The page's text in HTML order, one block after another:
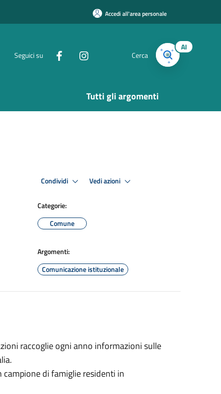
Accedi all'area personale
Seguici su Cerca
AI
Tutti gli argomenti
Condividi Vedi azioni
Categorie:
Comune
Argomenti:
Comunicazione istituzionale
raccoglie ogni anno informazioni sulle
campione di famiglie residenti in